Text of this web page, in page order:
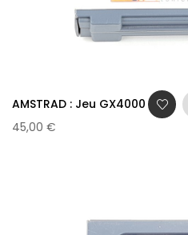
AMSTRAD : Jeu GX4000 -...
45,00 €